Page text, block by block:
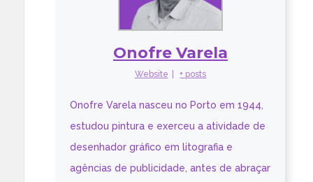
Onofre Varela
Website + posts
Onofre Varela nasceu no Porto em 1944,
estudou pintura e exerceu a atividade de
desenhador gráfico em litografia e
agências de publicidade, antes de abraçar